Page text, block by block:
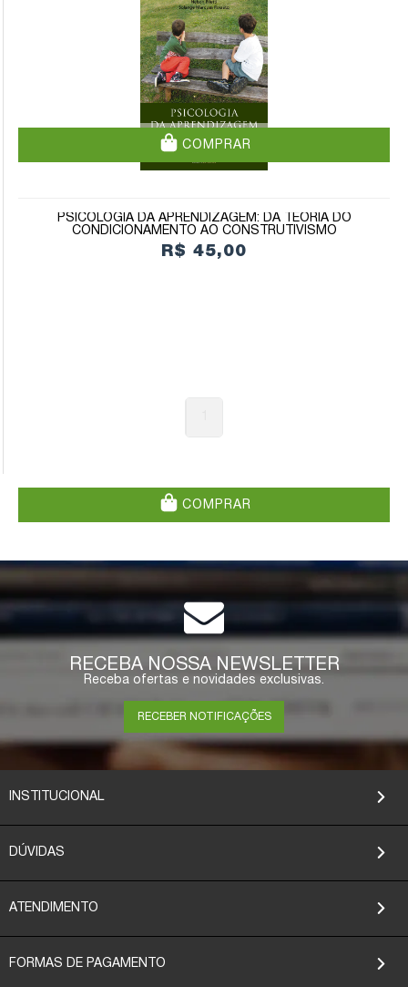
COMPRAR
PSICOLOGIA DA APRENDIZAGEM: DA TEORIA DO
CONDICIONAMENTO AO CONSTRUTIVISMO
R$ 45,00
COMPRAR
RECEBA NOSSA NEWSLETTER
Receba ofertas e novidades exclusivas.
RECEBER NOTIFICAÇÕES
INSTITUCIONAL
DÚVIDAS
ATENDIMENTO
FORMAS DE PAGAMENTO